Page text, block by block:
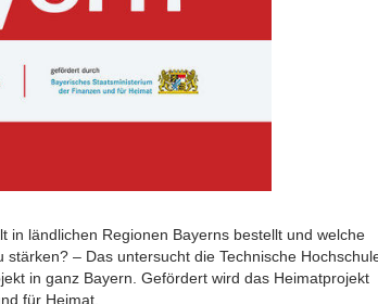
in ländlichen Regionen Bayerns bestellt und welche
– Das untersucht die Technische
in ganz Bayern. Gefördert wird das Heimatprojekt
für Heimat.